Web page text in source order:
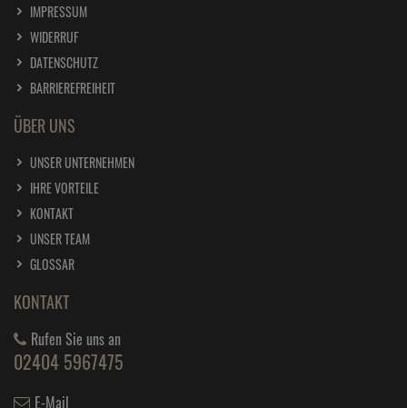
IMPRESSUM
WIDERRUF
DATENSCHUTZ
BARRIEREFREIHEIT
ÜBER UNS
UNSER UNTERNEHMEN
IHRE VORTEILE
KONTAKT
UNSER TEAM
GLOSSAR
KONTAKT
Rufen Sie uns an
02404 5967475
E-Mail